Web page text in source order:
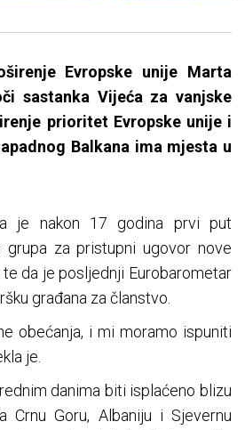
Evropske unije Marta
sastanka Vijeća za vanjske
prioritet Evropske unije i
Balkana ima mjesta u
je nakon 17 godina prvi put
grupa za pristupni ugovor nove
te da je posljednji Eurobarometar
građana za članstvo.
obećanja, i mi moramo ispuniti
je.
danima biti isplaćeno blizu
Crnu Goru, Albaniju i Sjevernu